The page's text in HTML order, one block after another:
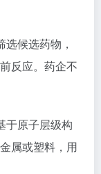
候选药物，
反应。药企不
于原子层级构
属或塑料，用